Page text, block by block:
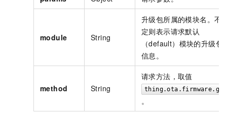
module String
升级包所属的模块名。不
定则表示请求默认
（default）模块的升级包
信息。
method String
请求方法，取值
thing.ota.firmware.get
。